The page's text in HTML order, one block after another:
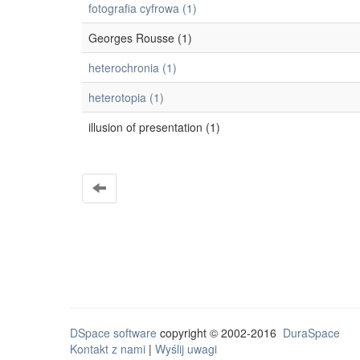
fotografia cyfrowa (1)
Georges Rousse (1)
heterochronia (1)
heterotopia (1)
illusion of presentation (1)
DSpace software copyright © 2002-2016 DuraSpace
Kontakt z nami | Wyślij uwagi